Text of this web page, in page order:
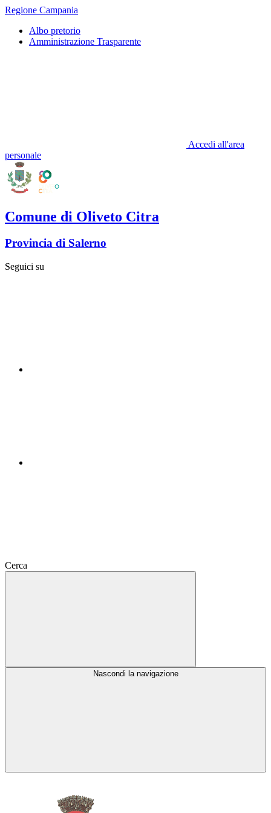
Regione Campania
Albo pretorio
Amministrazione Trasparente
Accedi all'area
personale
Comune di Oliveto Citra
Provincia di Salerno
Seguici su
Cerca
Nascondi la navigazione